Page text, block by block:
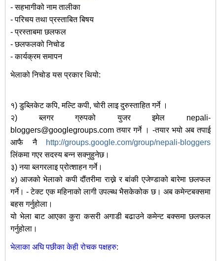
- सहभागीको नाम तालीका
- परिचय तथा प्रस्ताबित बिषय
- प्रस्ताबमा छलफल
- छलफलको निचोड
- कार्यक्रम समापन
भेलाको निचोड यस प्रकार थियो:
१) डुब्लिकेट कपि, मल्टि कपी, चोरी लाइ दुरुस्ताहित गर्ने ।
२) ब्लगर ग्रुपको युजर इमेल nepali-
bloggers@googlegroups.com तयार गर्ने । -तयार भयो अब तपाई
आफै नै
http://groups.google.com/group/nepali-bloggers
लिंकमा गएर सदस्य बन्न सक्नुहुनेछ।
३) नया ब्लगरलाइ प्रोत्शाहन गर्ने।
४) आजको भेलाको कपी दौंतरीमा राख्ने र बांकी एजेण्डाको बारेमा छलफल
गर्ने। - टेक्ट एक महिनाको लागी उपल्ब्ध भैसकेकोक छ। अब कमेन्टबक्समा
बहस गर्नुहोला।
यो भेला बाट आएका कुरा कसरी अगाडी बढाउने कमेन्ट बक्समा छलफल
गर्नुहोला।
भेलाका अघि पछीका केही रोचक पक्षहरु: